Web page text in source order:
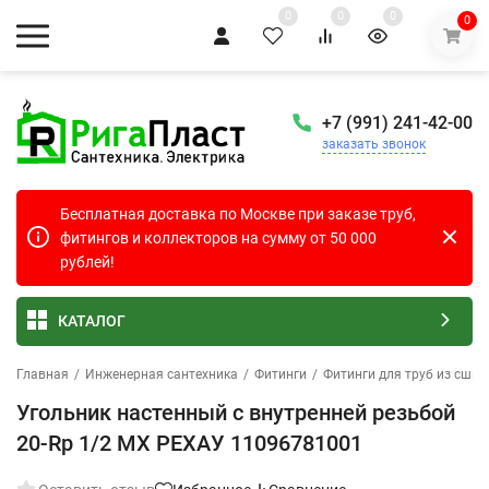
0 0 0 0
+7 (991) 241-42-00
заказать звонок
Бесплатная доставка по Москве при заказе труб,
фитингов и коллекторов на сумму от 50 000
рублей!
КАТАЛОГ
Главная / Инженерная сантехника / Фитинги / Фитинги для труб из
Угольник настенный с внутренней резьбой
20-Rp 1/2 MX РЕХАУ 11096781001